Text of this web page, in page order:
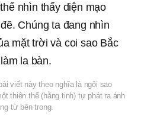
nhìn thấy diện mạo
Chúng ta đang nhìn
mặt trời và coi sao Bắc
la bàn.
viết này theo nghĩa là ngôi sao
thiên thể (hằng tinh) tự phát ra ánh
từ bên trong.